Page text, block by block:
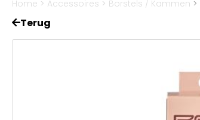
Home > Accessoires > Borstels / Kammen >
Terug